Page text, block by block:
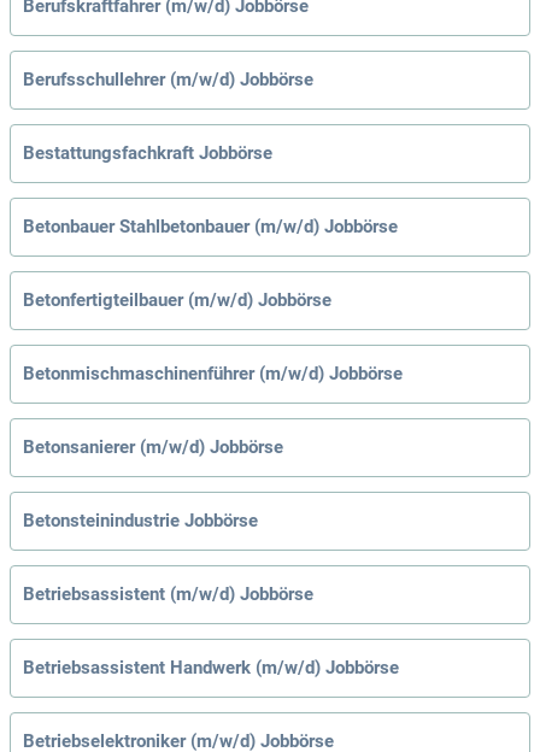
Berufskraftfahrer (m/w/d) Jobbörse
Berufsschullehrer (m/w/d) Jobbörse
Bestattungsfachkraft Jobbörse
Betonbauer Stahlbetonbauer (m/w/d) Jobbörse
Betonfertigteilbauer (m/w/d) Jobbörse
Betonmischmaschinenführer (m/w/d) Jobbörse
Betonsanierer (m/w/d) Jobbörse
Betonsteinindustrie Jobbörse
Betriebsassistent (m/w/d) Jobbörse
Betriebsassistent Handwerk (m/w/d) Jobbörse
Betriebselektroniker (m/w/d) Jobbörse